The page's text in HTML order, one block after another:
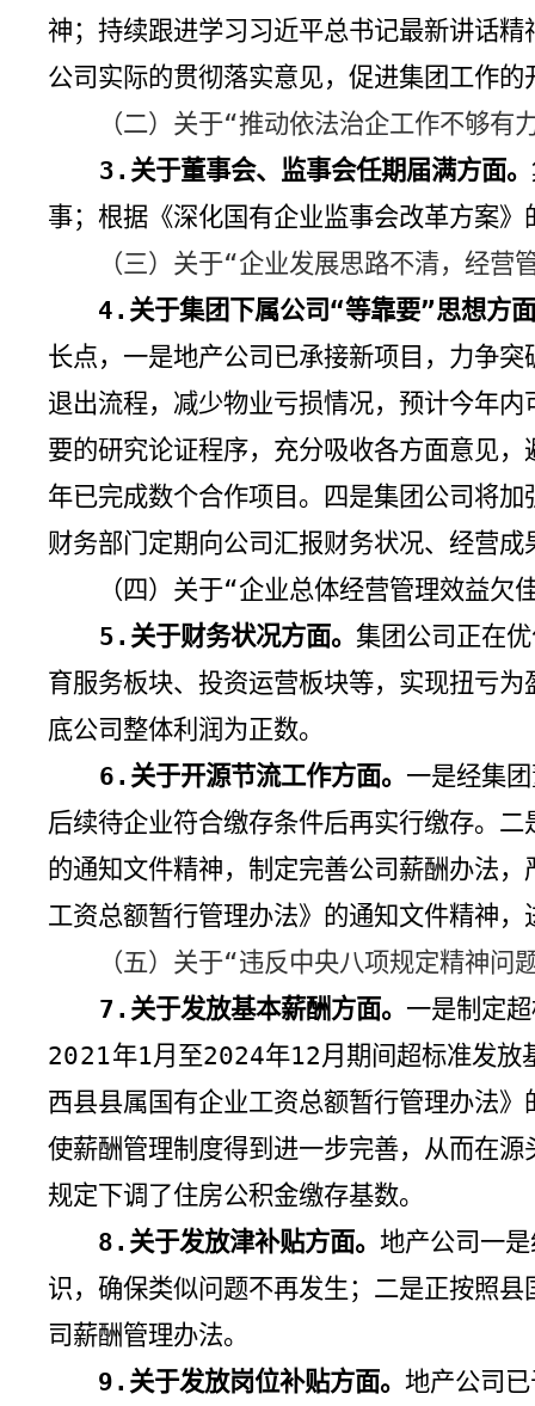
神；持续跟进学习习近平总书记最新讲话
公司实际的贯彻落实意见，促进集团工作
（二）关于“推动依法治企工作不够有
3. 关于董事会、监事会任期届满方面。
事；根据《深化国有企业监事会改革方案》
（三）关于“企业发展思路不清，经营
4. 关于集团下属公司“等靠要”思想方
长点，一是地产公司已承接新项目，力争
退出流程，减少物业亏损情况，预计今年
要的研究论证程序，充分吸收各方面意见
年已完成数个合作项目。四是集团公司将
财务部门定期向公司汇报财务状况、经营
（四）关于“企业总体经营管理效益欠
5. 关于财务状况方面。集团公司正在
育服务板块、投资运营板块等，实现扭亏
底公司整体利润为正数。
6. 关于开源节流工作方面。 一是经集
后续待企业符合缴存条件后再实行缴存。 二
的通知文件精神，制定完善公司薪酬办法
工资总额暂行管理办法》的通知文件精神
（五）关于“违反中央八项规定精神问
7. 关于发放基本薪酬方面。 一是制定
2021年1月至2024年12月期间超标准发放
西县县属国有企业工资总额暂行管理办法
使薪酬管理制度得到进一步完善，从而在
规定下调了住房公积金缴存基数。
8. 关于发放津补贴方面。地产公司一
识，确保类似问题不再发生； 二是正按照县
司薪酬管理办法。
9. 关于发放岗位补贴方面。地产公司